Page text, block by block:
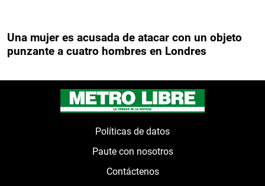
Una mujer es acusada de atacar con un objeto
punzante a cuatro hombres en Londres
Políticas de datos
Paute con nosotros
Contáctenos